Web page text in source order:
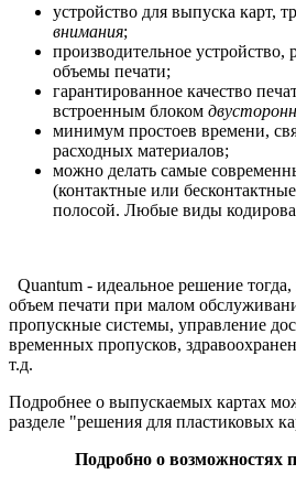
устройство для выпуска карт,
внимания;
производительное устройство,
объемы печати;
гарантированное качество
встроенным блоком
минимум простоев времени,
расходных материалов;
можно делать самые
(контактные или
полосой. Любые виды
Quantum - идеальное решение тогда,
объем печати при малом
пропускные системы, управление
временных пропусков,
т.д.
Подробнее о выпускаемых картах
разделе "решения для пластиковых
Подробно о возможностях